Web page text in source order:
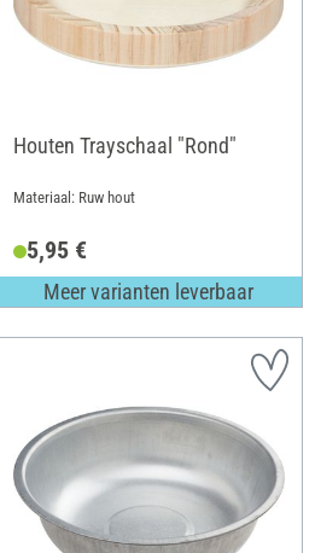
Houten Trayschaal "Rond"
Materiaal: Ruw hout
5,95 €
Meer varianten leverbaar